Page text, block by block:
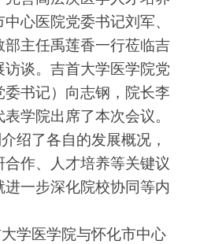
心医院党委书记刘军、
主任禹莲香一行莅临吉
谈。吉首大学医学院党
书记）向志钢，院长李
学院出席了本次会议。
绍了各自的发展概况，
合作、人才培养等关键议
一步深化院校协同等内
学医学院与怀化市中心